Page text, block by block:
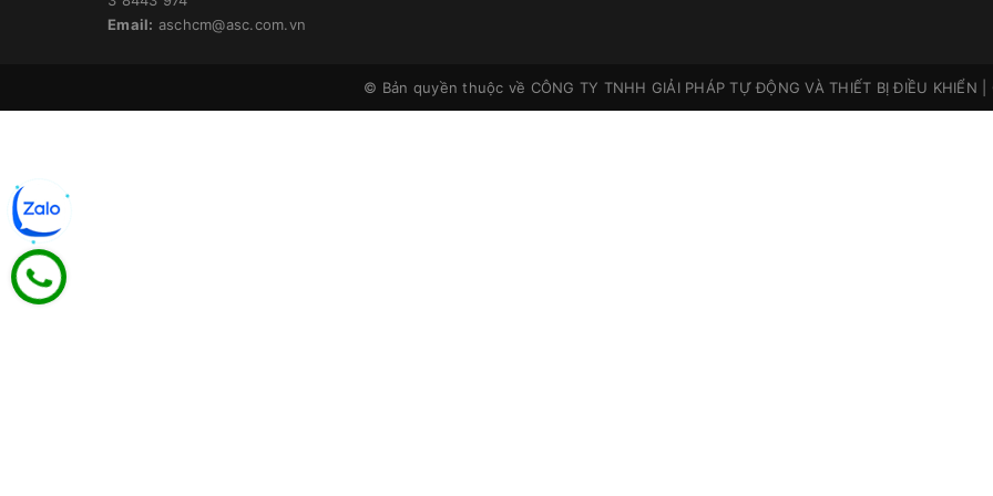
Email: aschcm@asc.com.vn
© Bản quyền thuộc về CÔNG TY TNHH GIẢI PHÁP TỰ ĐỘNG VÀ THIẾT BỊ ĐIỀU KHIỂN